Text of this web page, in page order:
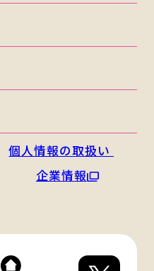
個人情報の取扱い
企業情報